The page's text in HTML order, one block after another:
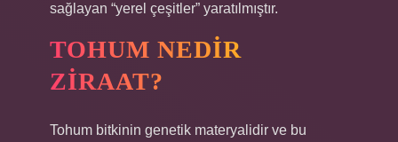
sağlayan “yerel çeşitler” yaratılmıştır.
TOHUM NEDIR
ZIRAAT?
Tohum bitkinin genetik materyalidir ve bu